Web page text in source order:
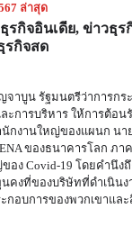
ล่าสุด
รกิจอินเดีย, ข่าวธุร
รกิจสด
จาบูน รัฐมนตรีว่าการกร
ละการบริหาร ให้การต้อ
กงานใหญ่ของแผนก นาย
ของธนาคารโลก ภา
อง Covid-19 โดยคำนึง
คงที่ของบริษัทที่ดำเนินง
กอบการของพวกเขาแล